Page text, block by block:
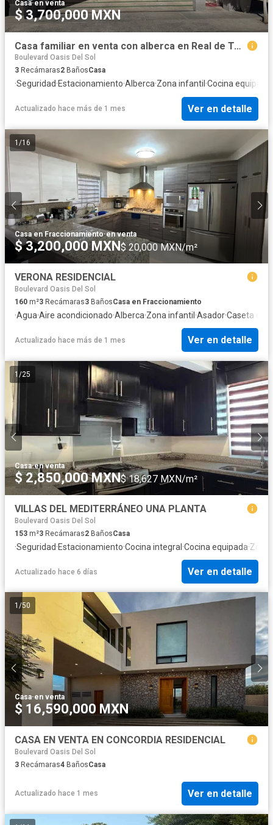
Casa·en venta
$ 3,700,000 MXN
Casa familiar en venta con alberca en Real de Toledo Residencial – Poniente de Hermosillo
Boulevard Oasis Del Sol
3 Recámaras2 BañosCasa
·Seguridad·Estacionamiento·Alberca·Zona infantil ·Cocina equipada
Actualizado hace más de 1 mes Ver en detalle
1 /16
Casa en Fraccionamiento·en venta
$ 3,200,000 MXN$ 20,000 MXN/m²
VERONA RESIDENCIAL
Boulevard Oasis Del Sol
160 m²3 Recámaras3 BañosCasa en Fraccionamiento
·Agua·Aire acondicionado·Alberca·Zona infantil ·Asador·Caseta de
Actualizado hace más de 1 mes Ver en detalle
1 /25
Casa·en venta
$ 2,850,000 MXN$ 18,627 MXN/m²
VILLAS DEL MEDITERRÁNEO UNA PLANTA
Boulevard Oasis Del Sol
153 m²3 Recámaras2 BañosCasa
·Seguridad·Estacionamiento·Cocina integral ·Cocina equipada·Zona
Actualizado hace 6 días Ver en detalle
1 /50
Casa·en venta
$ 16,590,000 MXN
CASA EN VENTA EN CONCORDIA RESIDENCIAL
Boulevard Oasis Del Sol
3 Recámaras4 BañosCasa
Actualizado hace 1 mes Ver en detalle